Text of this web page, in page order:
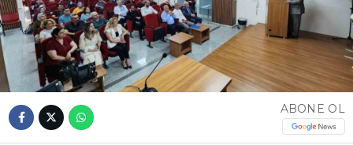
ABONE OL